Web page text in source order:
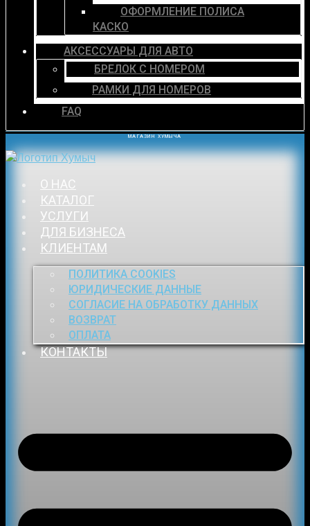
ОФОРМЛЕНИЕ ПОЛИСА
КАСКО
АКСЕССУАРЫ ДЛЯ АВТО
БРЕЛОК С НОМЕРОМ
РАМКИ ДЛЯ НОМЕРОВ
FAQ
МАГАЗИН ХУМЫЧА
О НАС
КАТАЛОГ
УСЛУГИ
ДЛЯ БИЗНЕСА
КЛИЕНТАМ
ПОЛИТИКА COOKIES
ЮРИДИЧЕСКИЕ ДАННЫЕ
СОГЛАСИЕ НА ОБРАБОТКУ ДАННЫХ
ВОЗВРАТ
ОПЛАТА
КОНТАКТЫ